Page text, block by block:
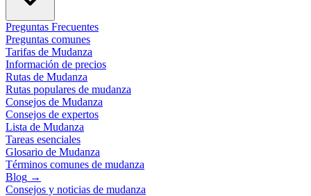
Preguntas Frecuentes
Preguntas comunes
Tarifas de Mudanza
Información de precios
Rutas de Mudanza
Rutas populares de mudanza
Consejos de Mudanza
Consejos de expertos
Lista de Mudanza
Tareas esenciales
Glosario de Mudanza
Términos comunes de mudanza
Blog →
Consejos y noticias de mudanza